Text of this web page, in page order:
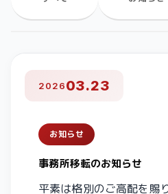
202603.23
お知らせ
事務所移転のお知らせ
平素は格別のご高配を賜